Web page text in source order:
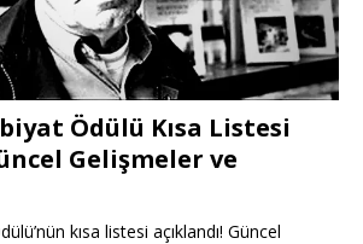
Ödülü Kısa Listesi
Gelişmeler ve
kısa listesi açıklandı! Güncel